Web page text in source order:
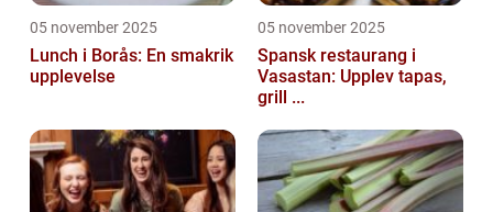
05 november 2025
Lunch i Borås: En smakrik
upplevelse
05 november 2025
Spansk restaurang i
Vasastan: Upplev tapas,
grill ...